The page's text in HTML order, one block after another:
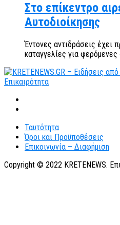
Στο επίκεντρο
Αυτοδιοίκησης
Έντονες αντιδράσεις έχει
καταγγελίες για
Ταυτότητα
Όροι και Προϋποθέσεις
Επικοινωνία – Διαφήμιση
Copyright © 2022 KRETENEWS.